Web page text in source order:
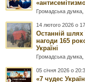
Громадська думка
14 лютого 2026 о
Останній
нагоди 165
Україні
Громадська думка
05 січня 2026 о
«7 чудес